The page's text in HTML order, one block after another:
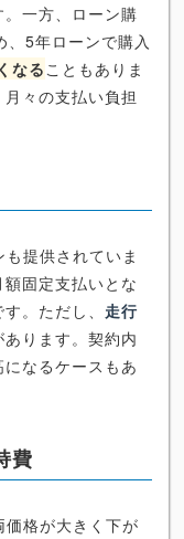
。一方、ローン購
、5年ローンで購入
なることもありま
々の支払い負担
提供されていま
固定支払いとな
。ただし、 走行
ります。契約内
なるケースもあ
費
格が大きく下が